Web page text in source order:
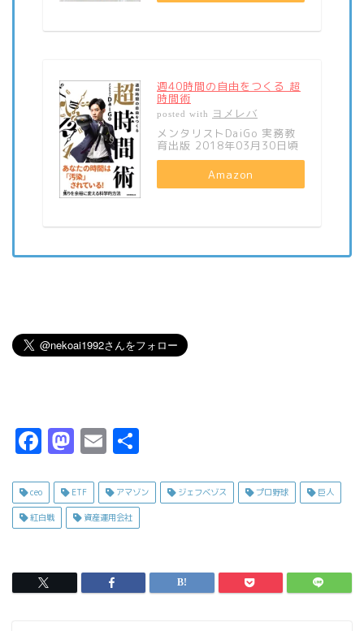
週40時間の自由をつくる 超
時間術
posted with ヨメレバ
メンタリストDaiGo 実務教
育出版 2018年03月30日頃
Amazon
F
c
e
o
o
M
s
t
d
o
E
ai
l
ceo ETF アマゾン ジェフベゾス プロ野球 巨人
紅白戦 資産運用会社